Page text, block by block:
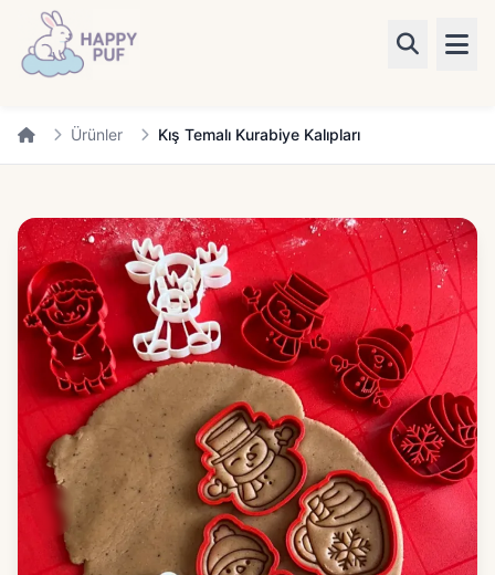
Ürünler
Blog
✨ Kişiye Özel
Giriş Yap
Kayıt Ol
Ürünler Kış Temalı Kurabiye Kalıpları